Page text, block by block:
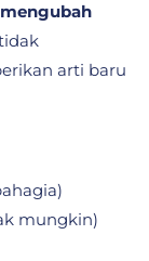
arti baru
mungkin)